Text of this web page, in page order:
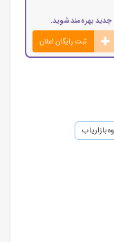
جدید بهره‌مند شوید.
ثبت رایگان اعلان
بازاریاب